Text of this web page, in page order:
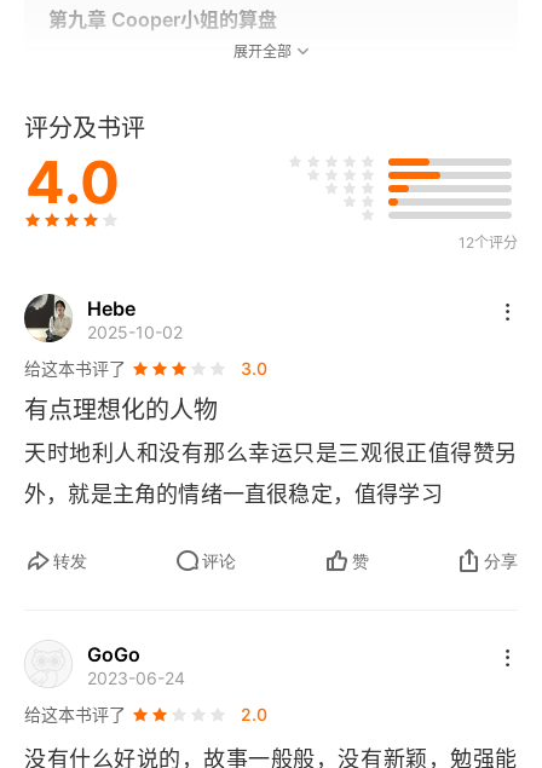
第九章 Cooper小姐的算盘
第十一章 裂缝
第十二章 香河肉饼
第十四章 狼与狈的枷锁
第十五章 窟窿，很大很大的窟窿
第十七章 因为你从来没有选择过
第十八章 Gone Girl
第二十章 恶无恶报
第二十一章 自取灭亡
展开全部
评分及书评
4.0
12个评分
Hebe
2025-10-02
给这本书评了
3.0
有点理想化的人物
天时地利人和没有那么幸运只是三观很正值得赞另
外，就是主角的情绪一直很稳定，值得学习
转发 评论 赞 分享
GoGo
2023-06-24
给这本书评了
2.0
没有什么好说的，故事一般般，没有新颖，勉强能